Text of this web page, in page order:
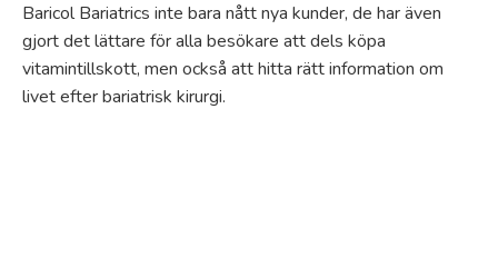
Baricol Bariatrics inte bara nått nya kunder, de har även
gjort det lättare för alla besökare att dels köpa
vitamintillskott, men också att hitta rätt information om
livet efter bariatrisk kirurgi.